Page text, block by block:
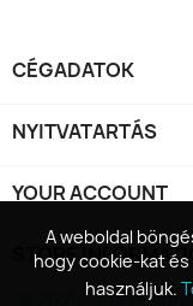
A weboldal
hogy cookie-kat és
használjuk.
CÉGADATOK
NYITVATARTÁS
YOUR ACCOUNT
STORE
A weboldal
hogy cookie-kat és
használjuk.
© 2026 -